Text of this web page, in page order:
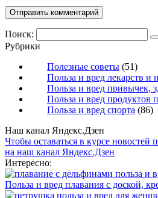
Поиск:
Рубрики
Полезные советы (51)
Польза и вред лекарств и
Польза и вред привычек,
Польза и вред продуктов
Польза и вред спорта (86)
Наш канал Яндекс.Дзен
Чтобы оставаться в курсе новостей
на наш канал Яндекс.Дзен
Интересно:
Польза и вред плавания с доской,